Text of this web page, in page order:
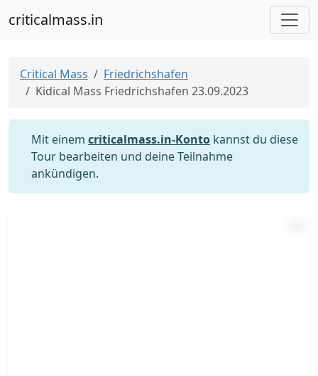
criticalmass.in
Critical Mass
Friedrichshafen
Kidical Mass Friedrichshafen 23.09.2023
Mit einem criticalmass.in-Konto kannst du diese
Tour bearbeiten und deine Teilnahme
ankündigen.